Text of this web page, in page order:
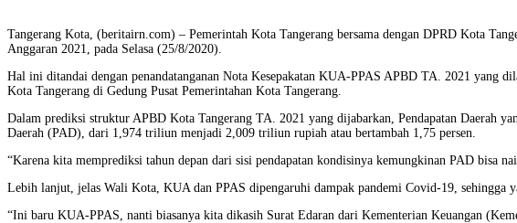
Tangerang Kota, (beritairn.com) – Pemerintah Kota Tangerang bersama dengan DPRD Kota
Anggaran 2021, pada Selasa (25/8/2020).
Hal ini ditandai dengan penandatanganan Nota Kesepakatan KUA-PPAS APBD TA. 2021 yang
Kota Tangerang di Gedung Pusat Pemerintahan Kota Tangerang.
Dalam prediksi struktur APBD Kota Tangerang TA. 2021 yang dijabarkan, Pendapatan Daerah
Daerah (PAD), dari 1,974 triliun menjadi 2,009 triliun rupiah atau bertambah 1,75 persen.
“Karena kita memprediksi tahun depan dari sisi pendapatan kondisinya kemungkinan PAD bisa
Lebih lanjut, jelas Wali Kota, KUA dan PPAS dipengaruhi dampak pandemi Covid-19, sehingga
“Ini baru KUA-PPAS, nanti biasanya kita dikasih Surat Edaran dari Kementerian Keuangan